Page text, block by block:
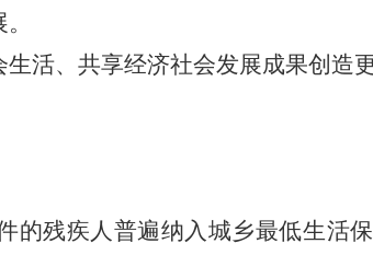
、共享经济社会发展成果创造更
残疾人普遍纳入城乡最低生活